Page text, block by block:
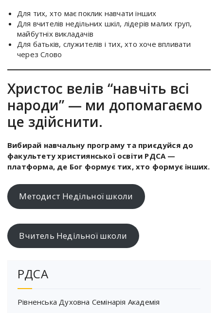
Для тих, хто має поклик навчати інших
Для вчителів недільних шкіл, лідерів малих груп,
майбутніх викладачів
Для батьків, служителів і тих, хто хоче впливати
через Слово
Христос велів “навчіть всі
народи” — ми допомагаємо
це здійснити.
Вибирай навчальну програму та приєдуйся до
факультету християнської освіти РДСА —
платформа, де Бог формує тих, хто формує інших.
Методист Недільної школи
Вчитель Недільної школи
РДСА
Рівненська Духовна Семінарія Академія